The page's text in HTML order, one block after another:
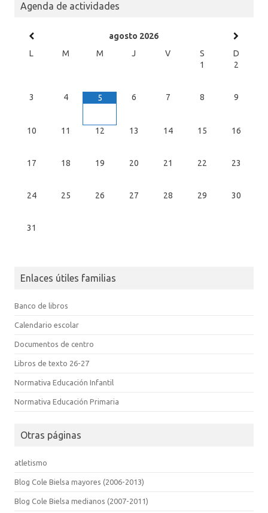
Agenda de actividades
agosto 2026
L
M M J V S
D
1
2
3 4 5 6 7 8 9
10 11 12 13 14 15 16
17 18 19 20 21 22 23
24 25 26 27 28 29 30
31
Enlaces útiles familias
Banco de libros
Calendario escolar
Documentos de centro
Libros de texto 26-27
Normativa Educación Infantil
Normativa Educación Primaria
Otras páginas
atletismo
Blog Cole Bielsa mayores (2006-2013)
Blog Cole Bielsa medianos (2007-2011)